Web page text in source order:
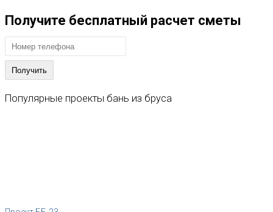
Получите бесплатный расчет сметы
Популярные проекты бань из бруса